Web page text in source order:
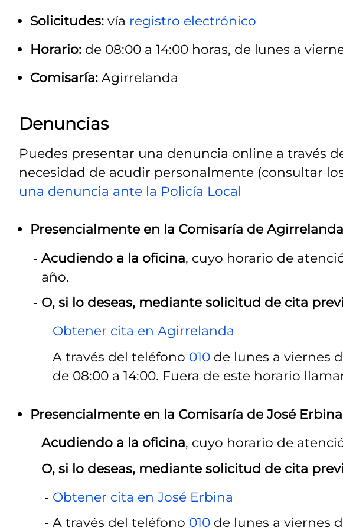
Solicitudes: vía registro electrónico
Horario: de 08:00 a 14:00 horas, de lunes a
Comisaría: Agirrelanda
Denuncias
Puedes presentar una denuncia online a través
necesidad de acudir personalmente (consultar
una denuncia ante la Policía Local
Presencialmente en la Comisaría de
Acudiendo a la oficina, cuyo horario de
año.
O, si lo deseas, mediante solicitud de cita
Obtener cita en Agirrelanda
A través del teléfono 010 de lunes a viernes
de 08:00 a 14:00. Fuera de este horario
Presencialmente en la Comisaría de José
Acudiendo a la oficina, cuyo horario de
O, si lo deseas, mediante solicitud de cita
Obtener cita en José Erbina
A través del teléfono 010 de lunes a viernes